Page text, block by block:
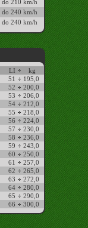
do 210 km/h
do 240 km/h
do 240 km/h
LI
kg
51
195,0
52
200,0
53
206,0
54
212,0
55
218,0
56
224,0
57
230,0
58
236,0
59
243,0
60
250,0
61
257,0
62
265,0
63
272,0
64
280,0
65
290,0
66 300,0